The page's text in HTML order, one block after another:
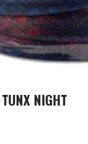
NIGHT